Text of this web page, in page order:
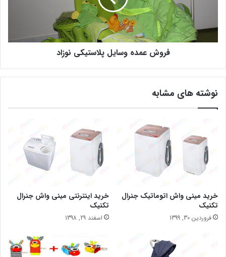
فروش عمده وسایل پلاستیکی نوزاد
نوشته های مشابه
خرید مینی واش اتوماتیک جنرال
تکنیک
فروردین 30, 1399
خرید اینترنتی مینی واش جنرال
تکنیک
اسفند 29, 1398